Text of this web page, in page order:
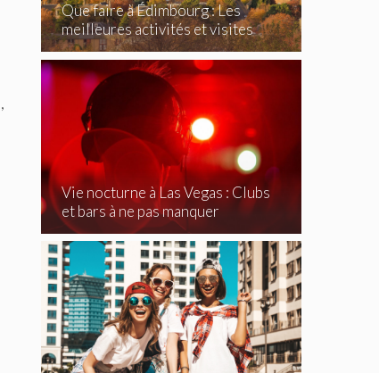
Que faire à Édimbourg : Les
meilleures activités et visites
incontournables
Vie nocturne à Las Vegas : Clubs
et bars à ne pas manquer